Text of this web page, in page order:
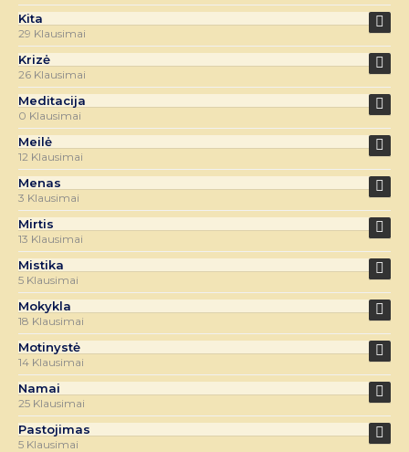
Kita
29 Klausimai
Krizė
26 Klausimai
Meditacija
0 Klausimai
Meilė
12 Klausimai
Menas
3 Klausimai
Mirtis
13 Klausimai
Mistika
5 Klausimai
Mokykla
18 Klausimai
Motinystė
14 Klausimai
Namai
25 Klausimai
Pastojimas
5 Klausimai